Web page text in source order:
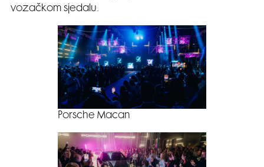
vozačkom sjedalu.
Porsche Macan